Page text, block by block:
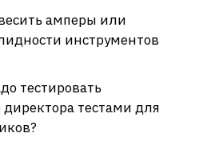
амперы или
инструментов
тестировать
тестами для